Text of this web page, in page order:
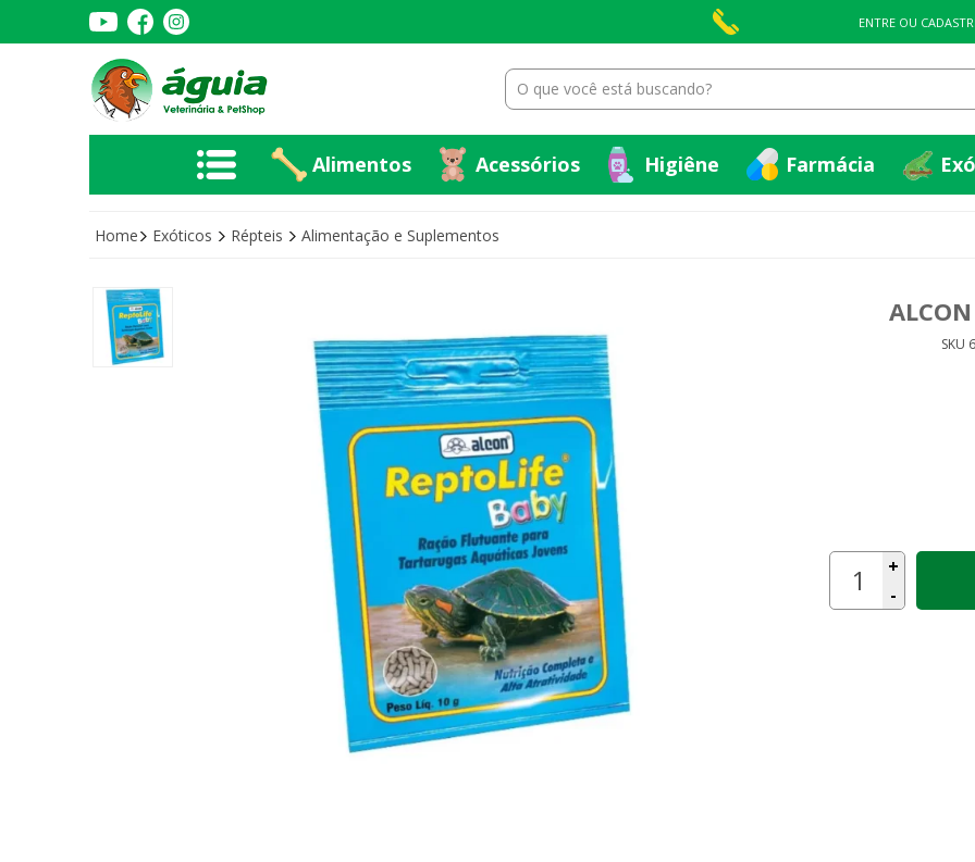
ENTRE OU
Alimentos Acessórios Higiêne Farmácia
Higiêne Farmácia
Home Exóticos Répteis Alimentação e Suplementos
SKU
+
-